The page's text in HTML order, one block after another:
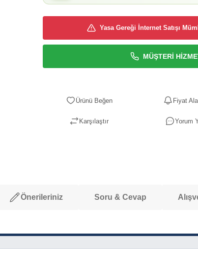
Yasa Gereği İnternet Satışı
MÜŞTERİ
Fiyat
Karşılaştır Yorum
Önerileriniz Soru & Cevap